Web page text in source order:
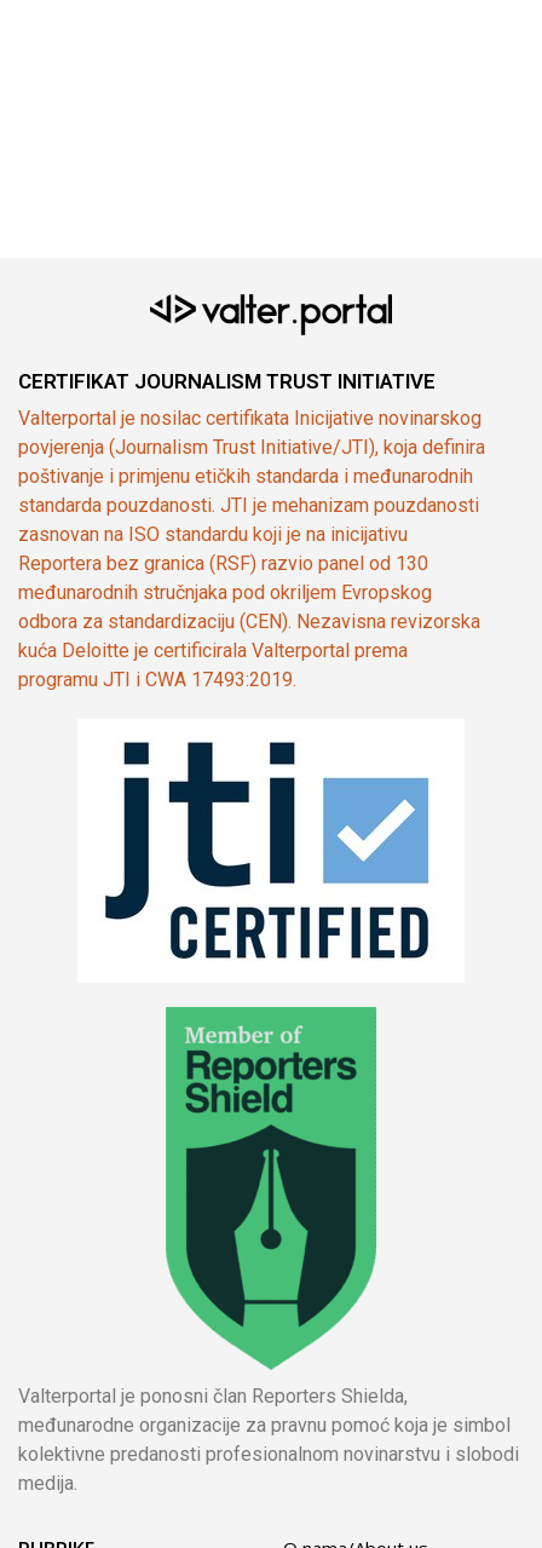
CERTIFIKAT JOURNALISM TRUST INITIATIVE
Valterportal je nosilac certifikata Inicijative novinarskog
povjerenja (Journalism Trust Initiative/JTI), koja definira
poštivanje i primjenu etičkih standarda i međunarodnih
standarda pouzdanosti. JTI je mehanizam pouzdanosti
zasnovan na ISO standardu koji je na inicijativu
Reportera bez granica (RSF) razvio panel od 130
međunarodnih stručnjaka pod okriljem Evropskog
odbora za standardizaciju (CEN). Nezavisna revizorska
kuća Deloitte je certificirala Valterportal prema
programu JTI i CWA 17493:2019.
Valterportal je ponosni član Reporters Shielda,
međunarodne organizacije za pravnu pomoć koja je simbol
kolektivne predanosti profesionalnom novinarstvu i slobodi
medija.